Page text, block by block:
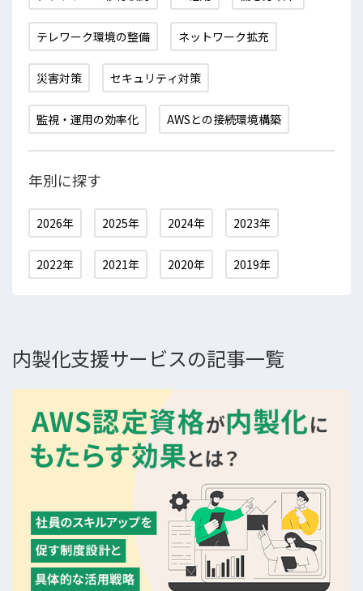
テレワーク環境の整備 ネットワーク拡充
災害対策 セキュリティ対策
監視・運用の効率化 AWSとの接続環境構築
年別に探す
2026年 2025年 2024年 2023年
2022年 2021年 2020年 2019年
内製化支援サービスの記事一覧